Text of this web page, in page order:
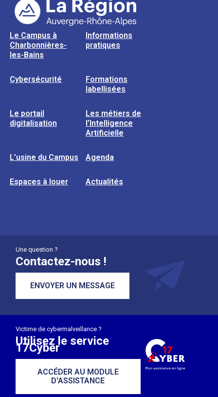
Le Campus à
Charbonnières-
les-Bains
Informations
pratiques
Cybersécurité
Formations
labellisées
Le portail
digitalisation
Les métiers de
l’Intelligence
Artificielle
L’usine du Campus Agenda
Espaces à louer Actualités
Une question ?
Contactez-nous !
ENVOYER UN MESSAGE
Victime de cybermalveillance ?
Utilisez le service
17Cyber
ACCÉDER AU MODULE
D'ASSISTANCE